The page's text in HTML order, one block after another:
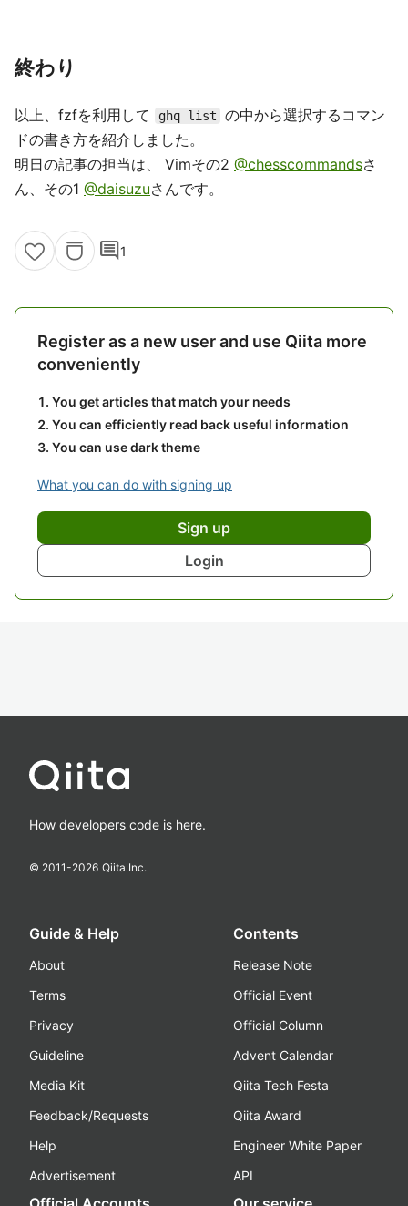
終わり
以上、fzfを利用して ghq list
の中から選択するコマン
ドの書き方を紹介しました。
明日の記事の担当は、 Vimその2 @chesscommandsさ
ん、その1 @daisuzuさんです。
comment1
Register as a new user and use Qiita more
conveniently
You get articles that match your needs
You can efficiently read back useful information
You can use dark theme
What you can do with signing up
Sign up
Login
How developers code is here.
© 2011-2026 Qiita Inc.
Guide & Help
About
Terms
Privacy
Guideline
Media Kit
Feedback/Requests
Help
Advertisement
Contents
Release Note
Official Event
Official Column
Advent Calendar
Qiita Tech Festa
Qiita Award
Engineer White Paper
API